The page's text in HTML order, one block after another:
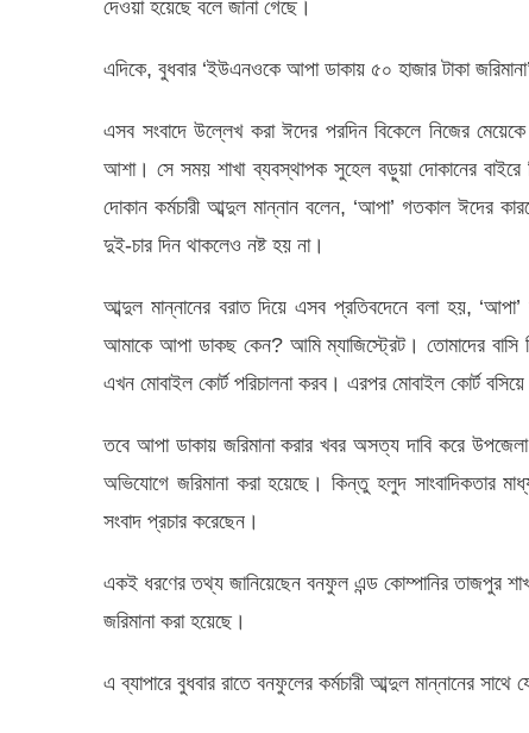
দেওয়া হয়েছে বলে জানা গেছে।
এদিকে, বুধবার ‘ইউএনওকে আপা ডাকায় ৫০ হাজার টাকা
এসব সংবাদে উল্লেখ করা ঈদের পরদিন বিকেলে নিজের
আশা। সে সময় শাখা ব্যবস্থাপক সুহেল বড়ুয়া দোকানের বাইরে
দোকান কর্মচারী আব্দুল মান্নান বলেন, ‘আপা’ গতকাল ঈদের
দুই-চার দিন থাকলেও নষ্ট হয় না।
আব্দুল মান্নানের বরাত দিয়ে এসব প্রতিবদেনে বলা হয়,
আমাকে আপা ডাকছ কেন? আমি ম্যাজিস্ট্রেট। তোমাদের বাসি
এখন মোবাইল কোর্ট পরিচালনা করব। এরপর মোবাইল কোর্ট বসিয়ে
তবে আপা ডাকায় জরিমানা করার খবর অসত্য দাবি করে উপজেলা
অভিযোগে জরিমানা করা হয়েছে। কিন্তু হলুদ সাংবাদিকতার
সংবাদ প্রচার করেছেন।
একই ধরণের তথ্য জানিয়েছেন বনফুল এন্ড কোম্পানির তাজপুর
জরিমানা করা হয়েছে।
এ ব্যাপারে বুধবার রাতে বনফুলের কর্মচারী আব্দুল মান্নানের